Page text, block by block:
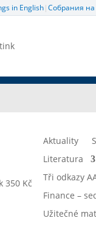
in English|Собрания на
350 Kč
Aktuality
Literatura
Tři odkazy
Finance –
Užitečné